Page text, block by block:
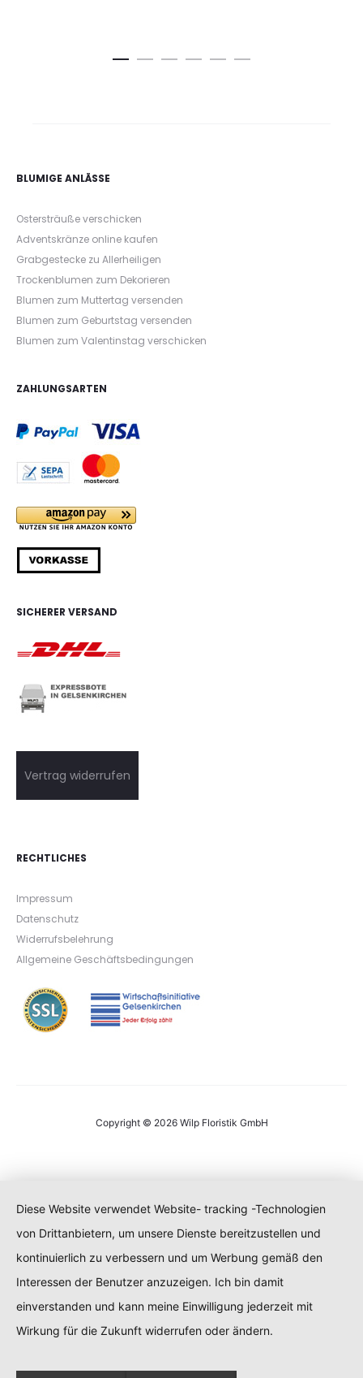
BLUMIGE ANLÄSSE
Ostersträuße verschicken
Adventskränze online kaufen
Grabgestecke zu Allerheiligen
Trockenblumen zum Dekorieren
Blumen zum Muttertag versenden
Blumen zum Geburtstag versenden
Blumen zum Valentinstag verschicken
ZAHLUNGSARTEN
SICHERER VERSAND
Vertrag widerrufen
RECHTLICHES
Impressum
Datenschutz
Widerrufsbelehrung
Allgemeine Geschäftsbedingungen
Copyright © 2026 Wilp Floristik GmbH
Diese Website verwendet Website- tracking -Technologien
von Drittanbietern, um unsere Dienste bereitzustellen und
kontinuierlich zu verbessern und um Werbung gemäß den
Interessen der Benutzer anzuzeigen. Ich bin damit
einverstanden und kann meine Einwilligung jederzeit mit
Wirkung für die Zukunft widerrufen oder ändern.